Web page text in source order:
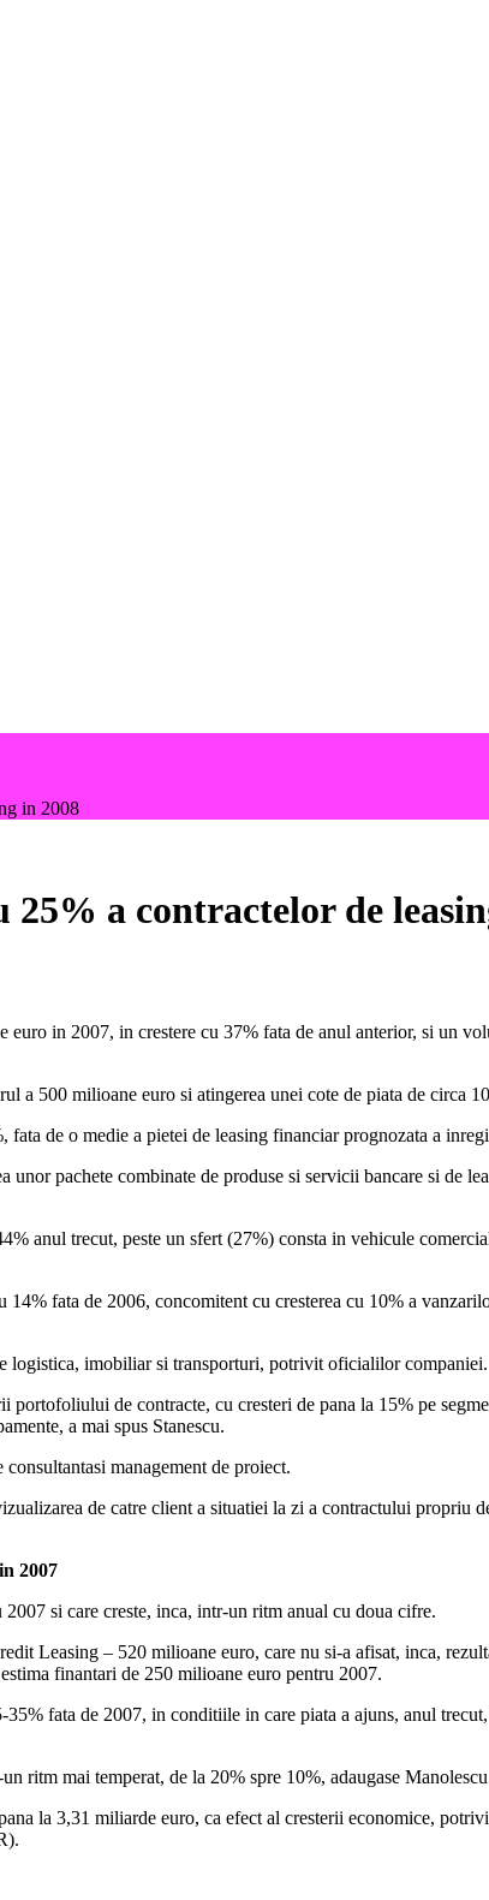
in 2008
25% a contractelor de
in 2007, in crestere cu 37% fata de anul anterior, si un
500 milioane euro si atingerea unei cote de piata de circa
de o medie a pietei de leasing financiar prognozata a
unor pachete combinate de produse si servicii bancare si de
anul trecut, peste un sfert (27%) consta in vehicule
fata de 2006, concomitent cu cresterea cu 10% a
logistica, imobiliar si transporturi, potrivit oficialilor companiei.
de contracte, cu cresteri de pana la 15% pe
a mai spus Stanescu.
management de proiect.
de catre client a situatiei la zi a contractului propriu
2007
si care creste, inca, intr-un ritm anual cu doua cifre.
Leasing – 520 milioane euro, care nu si-a afisat, inca,
finantari de 250 milioane euro pentru 2007.
fata de 2007, in conditiile in care piata a ajuns, anul
ritm mai temperat, de la 20% spre 10%, adaugase
la 3,31 miliarde euro, ca efect al cresterii economice,